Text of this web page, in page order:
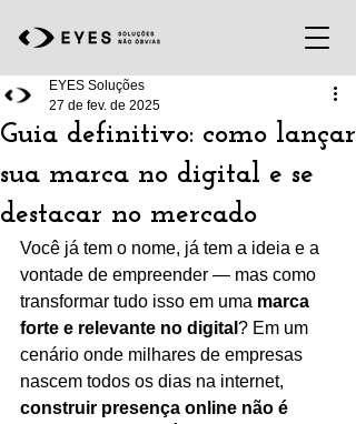
Guia definitivo: como lançar
sua marca no digital e se
destacar no mercado
EYES Soluções
27 de fev. de 2025
Você já tem o nome, já tem a ideia e a
vontade de empreender — mas como
transformar tudo isso em uma marca
forte e relevante no digital ? Em um
cenário onde milhares de empresas
nascem todos os dias na internet,
construir presença online não é